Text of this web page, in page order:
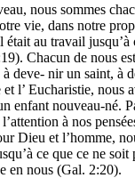
nous sommes
vie, dans notre
était au travail
Chacun de nous
deve- nir un saint, à
et l’ Eucharistie, nous
enfant nouveau-né.
à nos
Dieu et l’homme,
ce que ce ne
en nous (Gal. 2:20).